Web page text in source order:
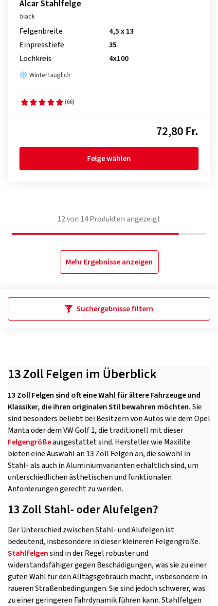
Alcar Stahlfelge
black
Felgenbreite
4,5 x 13
Einpresstiefe
35
Lochkreis
4x100
Wintertauglich
(66)
72,80 Fr.
Felge wählen
12von 14Produkten angezeigt
Mehr Ergebnisse anzeigen
Suchergebnisse filtern
13 Zoll Felgen im Überblick
13 Zoll Felgen sind oft eine Wahl für ältere Fahrzeuge und
Klassiker, die ihren originalen Stil bewahren möchten.Sie
sind besonders beliebt bei Besitzern von Autos wie dem Opel
Manta oder dem VW Golf 1, die traditionell mit dieser
Felgengrößeausgestattet sind. Hersteller wie Maxilite
bieten eine Auswahl an 13 Zoll Felgen an, die sowohl in
Stahl- als auch in Aluminiumvarianten erhältlich sind, um
unterschiedlichen ästhetischen und funktionalen
Anforderungen gerecht zu werden.
13 Zoll Stahl- oder Alufelgen?
Der Unterschied zwischen Stahl- und Alufelgen ist
bedeutend, insbesondere in dieser kleineren Felgengröße.
Stahlfelgensind in der Regel robuster und
widerstandsfähiger gegen Beschädigungen, was sie zu einer
guten Wahl für den Alltagsgebrauch macht, insbesondere in
raueren Straßenbedingungen. Sie sind jedoch schwerer, was
zu einer geringeren Fahrdynamik führen kann. Stahlfelgen